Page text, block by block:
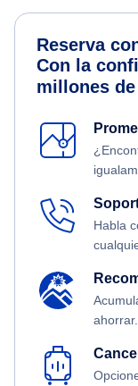
Reserva
Con la
millones
Habla
ahorrar.